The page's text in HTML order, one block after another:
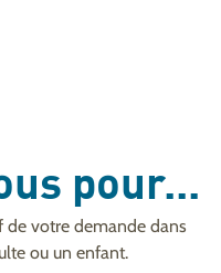
pour...
de votre demande dans
ou un enfant.